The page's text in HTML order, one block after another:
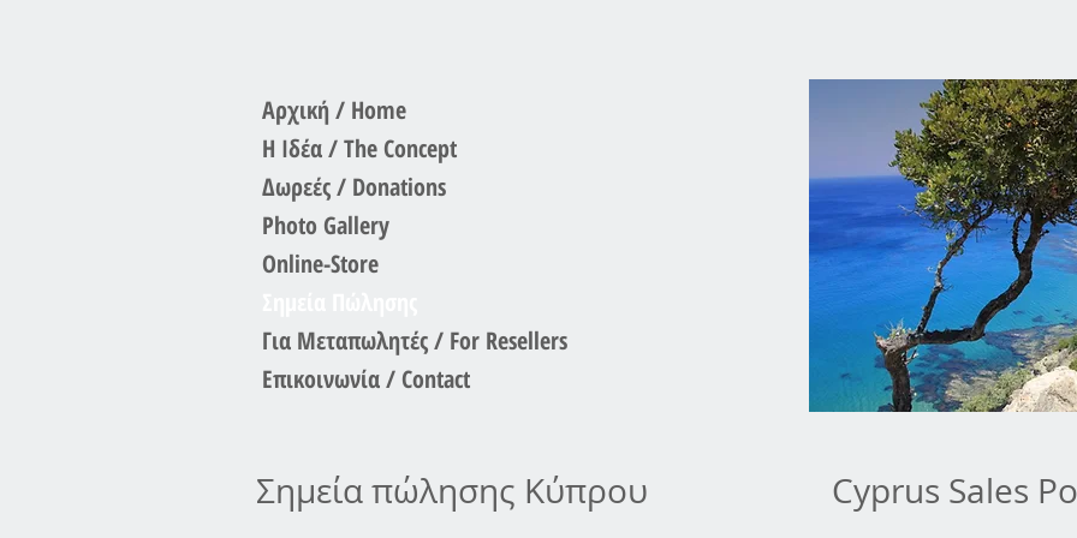
Σημεία πώλησης Κύπρου Cyprus Sales
Αρχική / Home
Η Ιδέα / The Concept
Δωρεές / Donations
Photo Gallery
Online-Store
Για Μεταπωλητές / For Resellers
Επικοινωνία / Contact